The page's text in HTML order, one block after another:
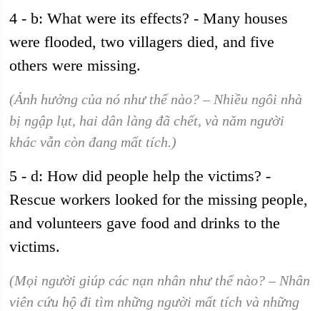
4 - b: What were its effects? - Many houses
were flooded, two villagers died, and five
others were missing.
(Ảnh hưởng của nó như thế nào? – Nhiều ngôi nhà
bị ngập lụt, hai dân làng đã chết, và năm người
khác vẫn còn đang mất tích.)
5 - d: How did people help the victims? -
Rescue workers looked for the missing people,
and volunteers gave food and drinks to the
victims.
(Mọi người giúp các nạn nhân như thế nào? – Nhân
viên cứu hộ đi tìm những người mất tích và những